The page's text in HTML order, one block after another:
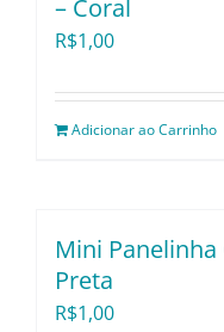
– Coral
R$1,00
Adicionar ao Carrinho
Mini Panelinha
Preta
R$1,00